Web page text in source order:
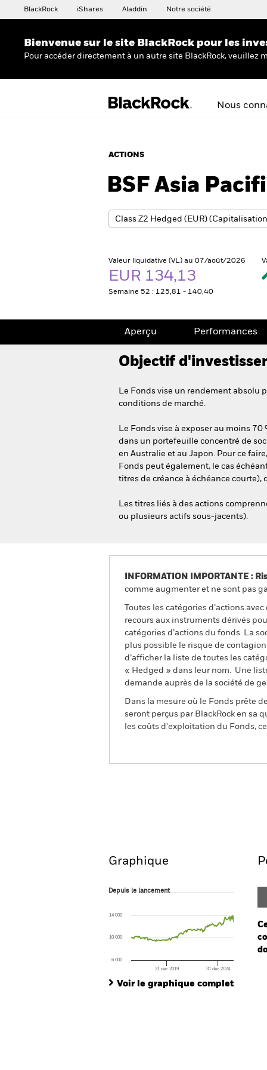
BlackRock iShares Aladdin Notre société
Bienvenue sur le site BlackRock pour les
Pour accéder directement à un autre site BlackRock, veuillez
Nous
ACTIONS
BSF Asia
Valeur liquidative (VL) au 07/août/2026
EUR 134,13
Semaine 52 : 125,81 - 140,40
Aperçu Performances
Objectif
Le Fonds vise un rendement absolu
conditions de marché.
Le Fonds vise à exposer au moins
dans un portefeuille concentré de
en Australie et au Japon. Pour ce
Fonds peut également, le cas
titres de créance à échéance
Les titres liés à des actions
ou plusieurs actifs sous-jacents).
INFORMATION IMPORTANTE :
comme augmenter et ne sont pas
Toutes les catégories d’actions
recours aux instruments dérivés
catégories d’actions du fonds. La
plus possible le risque de
d’afficher la liste de toutes les
« Hedged » dans leur nom. Une
demande auprès de la société de
Dans la mesure où le Fonds prête
seront perçus par BlackRock en sa
les coûts d'exploitation du Fonds,
Graphique
Depuis le lancement
The chart has 1 X axis displaying Time.
The chart has 1 Y axis displaying values.
Depuis le lancement
31 déc 2019 31 déc 2024
6 000
10 000
14 000
Voir le graphique complet